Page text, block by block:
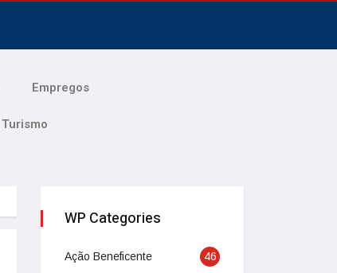
Empregos
Turismo
WP Categories
Ação Beneficente 46